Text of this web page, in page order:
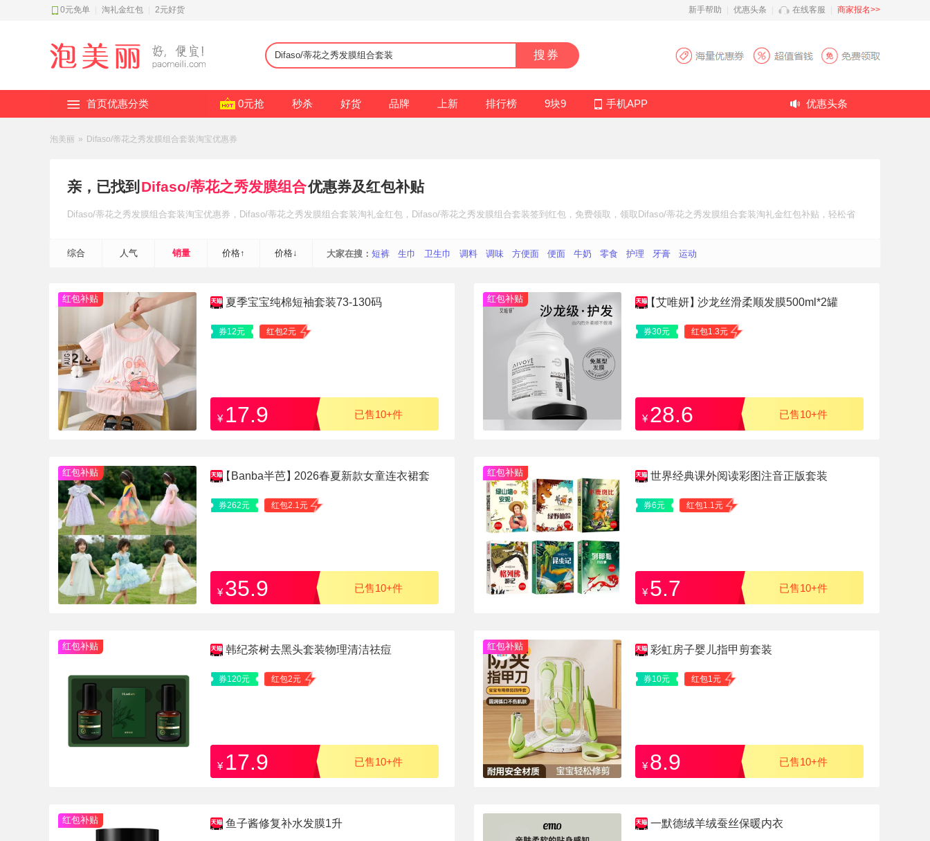
0元免单 淘礼金红包 2元好货 新手帮助 优惠头条 在线客服 商家报名>>
搜券
首页优惠分类 0元抢 秒杀 好货 品牌 上新 排行榜 9块9 手机APP 优惠头条
泡美丽 » Difaso/蒂花之秀发膜组合套装淘宝优惠券
亲，已找到 Difaso/蒂花之秀发膜组合优惠券及红包补贴
Difaso/蒂花之秀发膜组合套装淘宝优惠券 ，Difaso/蒂花之秀发膜组合套装淘礼金红包 ，Difaso/蒂花之秀发膜组合套装签到红包 ，免费领取，领取Difaso/蒂花之秀发膜组合套装淘礼金红包补贴 ，轻松省
综合 人气 销量 价格↑ 价格↓ 大家在搜： 短裤 生巾 卫生巾 调料 调味 方便面 便面 牛奶 零食 护理 牙膏 运动
红包补贴 夏季宝宝纯棉短袖套装73-130码
券12元 红包2元
¥ 17.9 已售10+件
红包补贴 【艾唯妍】沙龙丝滑柔顺发膜500ml*2罐
券30元 红包1.3元
¥ 28.6 已售10+件
红包补贴 【Banba半芭】2026春夏新款女童连衣裙套
装
券262元 红包2.1元
¥ 35.9 已售10+件
红包补贴 世界经典课外阅读彩图注音正版套装
券6元 红包1.1元
¥ 5.7 已售10+件
红包补贴 韩纪茶树去黑头套装物理清洁祛痘
券120元 红包2元
¥ 17.9 已售10+件
红包补贴 彩虹房子婴儿指甲剪套装
券10元 红包1元
¥ 8.9 已售10+件
红包补贴 鱼子酱修复补水发膜1升 一默德绒羊绒蚕丝保暖内衣